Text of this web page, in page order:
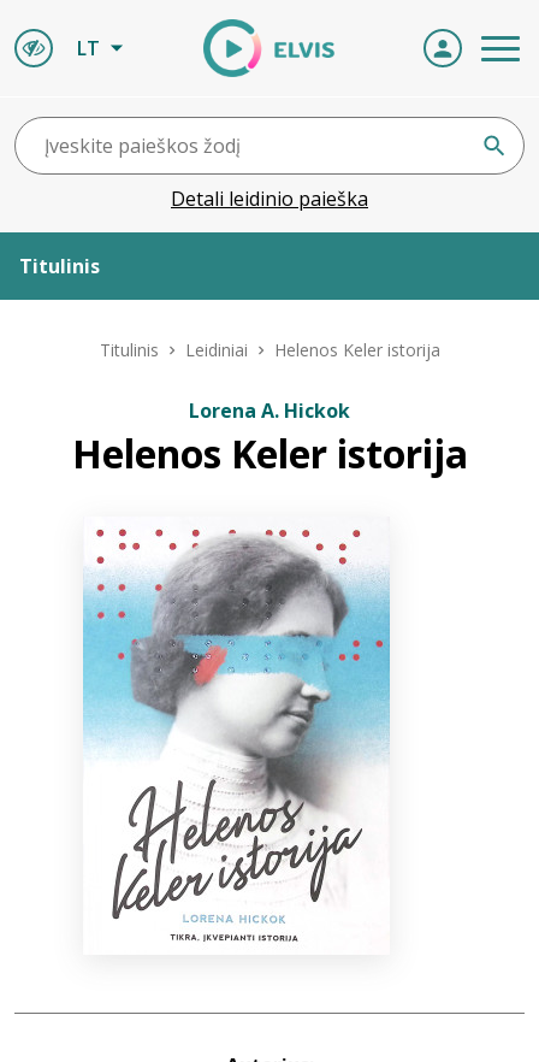
LT
Detali leidinio paieška
Titulinis
ELVIS atvyksta
Naujienos
Bibliotekoms
+370 667 80 541
Titulinis Leidiniai Helenos Keler istorija
Lorena A. Hickok
Helenos Keler istorija